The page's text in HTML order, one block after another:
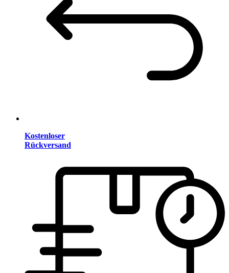
Kostenloser
Rückversand